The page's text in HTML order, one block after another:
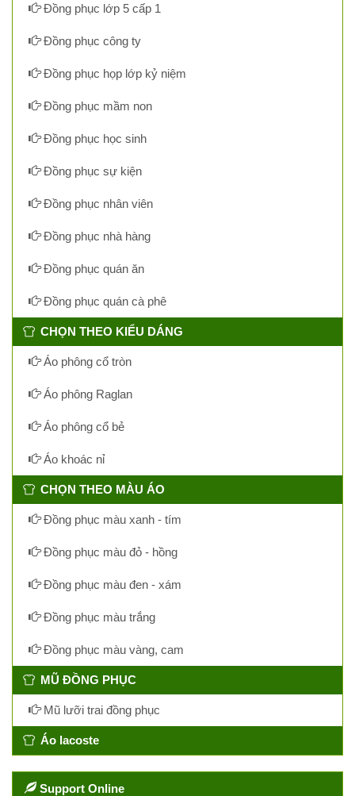
Đồng phục lớp 5 cấp 1
Đồng phục công ty
Đồng phục họp lớp kỷ niệm
Đồng phục mầm non
Đồng phục học sinh
Đồng phục sự kiện
Đồng phục nhân viên
Đồng phục nhà hàng
Đồng phục quán ăn
Đồng phục quán cà phê
CHỌN THEO KIỂU DÁNG
Áo phông cổ tròn
Áo phông Raglan
Áo phông cổ bẻ
Áo khoác nỉ
CHỌN THEO MÀU ÁO
Đồng phục màu xanh - tím
Đồng phục màu đỏ - hồng
Đồng phục màu đen - xám
Đồng phục màu trắng
Đồng phục màu vàng, cam
MŨ ĐỒNG PHỤC
Mũ lưỡi trai đồng phục
Áo lacoste
Support Online